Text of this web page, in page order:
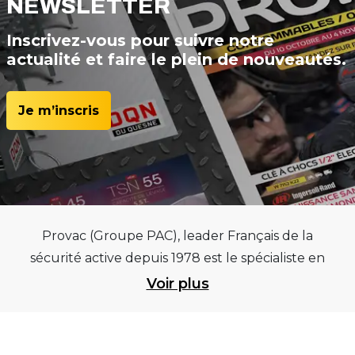
NEWSLETTER
Inscrivez-vous pour suivre notre
actualité et faire le plein de nouveautés.
Je m’inscris
Provac (Groupe PAC), leader Français de la
sécurité active depuis 1978 est le spécialiste en
équipements pour garages et centres
Voir plus